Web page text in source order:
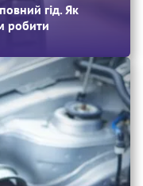
гід. Як
робити